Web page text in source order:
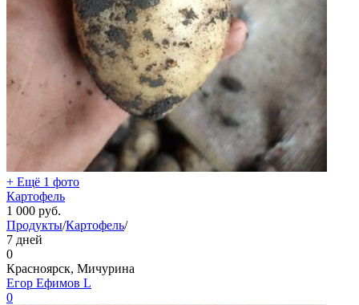
+ Ещё 1 фото
Картофель
1 000 руб.
Продукты/Картофель/
7 дней
0
Красноярск, Мичурина
Егор Ефимов L
0